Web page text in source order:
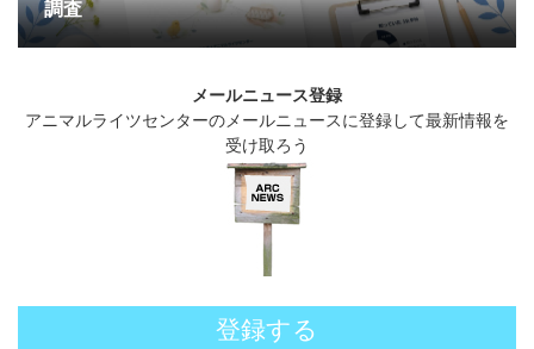
調査
メールニュース登録
アニマルライツセンターのメールニュースに登録して最新情報を
受け取ろう
登録する